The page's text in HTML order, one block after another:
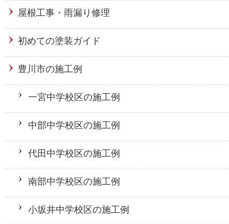
屋根工事・雨漏り修理
初めての塗装ガイド
豊川市の施工例
一宮中学校区の施工例
中部中学校区の施工例
代田中学校区の施工例
南部中学校区の施工例
小坂井中学校区の施工例